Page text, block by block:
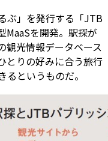
ぶ」を発行する「JTB
MaaSを開発。駅探が
観光情報データベース
とりの好みに合う旅行
というものだ。